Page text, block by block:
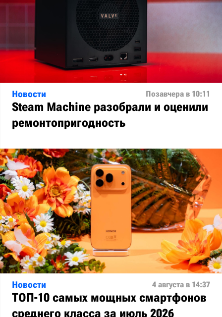
Новости Позавчера в 10:11
Steam Machine разобрали и оценили
ремонтопригодность
Новости 4 августа в 14:37
ТОП-10 самых мощных смартфонов
среднего класса за июль 2026